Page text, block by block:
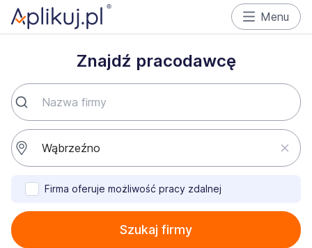
Menu
Znajdź pracodawcę
Firma oferuje możliwość pracy zdalnej
Szukaj firmy